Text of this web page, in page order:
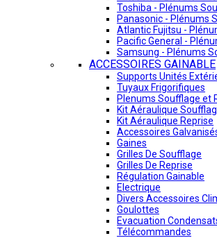
Toshiba - Plénums
Panasonic - Plénums
Atlantic Fujitsu -
Pacific General -
Samsung - Plénums
ACCESSOIRES GAINABLE
Supports Unités
Tuyaux Frigorifiques
Plenums Soufflage et
Kit Aéraulique
Kit Aéraulique Reprise
Accessoires
Gaines
Grilles De Soufflage
Grilles De Reprise
Régulation Gainable
Electrique
Divers Accessoires
Goulottes
Evacuation
Télécommandes